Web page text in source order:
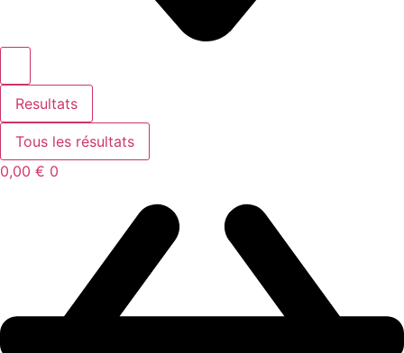
Resultats
Tous les résultats
0,00 € 0